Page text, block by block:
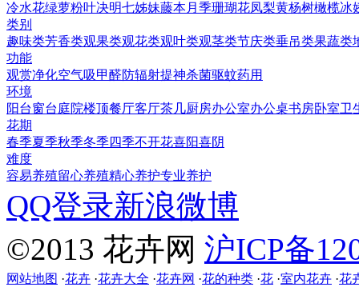
冷水花绿萝粉叶决明七姊妹藤本月季珊瑚花凤梨黄杨树橄榄冰
类别
趣味类芳香类观果类观花类观叶类观茎类节庆类垂吊类果蔬类
功能
观赏净化空气吸甲醛防辐射提神杀菌驱蚊药用
环境
阳台窗台庭院楼顶餐厅客厅茶几厨房办公室办公桌书房卧室卫
花期
春季夏季秋季冬季四季不开花喜阳喜阴
难度
容易养殖留心养殖精心养护专业养护
QQ登录新浪微博
©2013 花卉网 沪ICP备
网站地图 ·花卉 ·花卉大全 ·花卉网 ·花的种类 ·花 ·室内花卉 ·花